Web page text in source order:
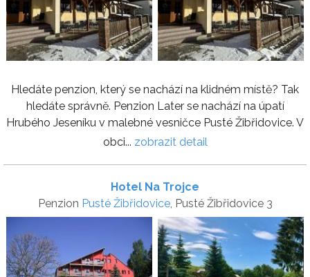
Hledáte penzion, který se nachází na klidném místě? Tak
hledáte správně. Penzion Later se nachází na úpatí
Hrubého Jeseníku v malebné vesničce Pusté Žibřidovice. V
obci... zobrazit detail
Hotel Na Trojce
Penzion Pusté Žibřidovice, Pusté Žibřidovice 3